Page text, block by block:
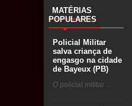
MATÉRIAS
POPULARES
Policial Militar
salva criança de
engasgo na cidade
de Bayeux (PB)
O policial militar ...